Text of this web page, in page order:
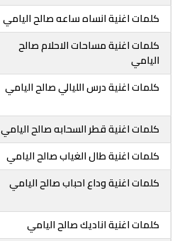
كلمات اغنية انساه ساعه صالح اليامي
كلمات اغنية مساحات الاحلام صالح
اليامي
كلمات اغنية درس الليالي صالح اليامي
كلمات اغنية قطر السحابه صالح اليامي
كلمات اغنية طال الغياب صالح اليامي
كلمات اغنية وداع احباب صالح اليامي
كلمات اغنية اناديك صالح اليامي